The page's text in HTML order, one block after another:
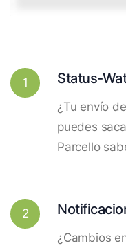
1 Status-
¿Tu envío
puedes
Parcello
2
¿Cambios